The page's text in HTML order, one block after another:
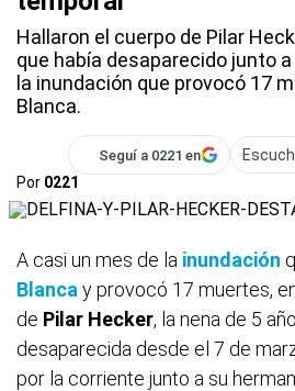
Hallaron el cuerpo de Pilar
que había desaparecido junto
la inundación que provocó 17
Blanca.
Seguí a 0221 en
Por 0221
A casi un mes de la inundación
Blanca y provocó 17 muertes,
de Pilar Hecker, la nena de 5
desaparecida desde el 7 de
por la corriente junto a su